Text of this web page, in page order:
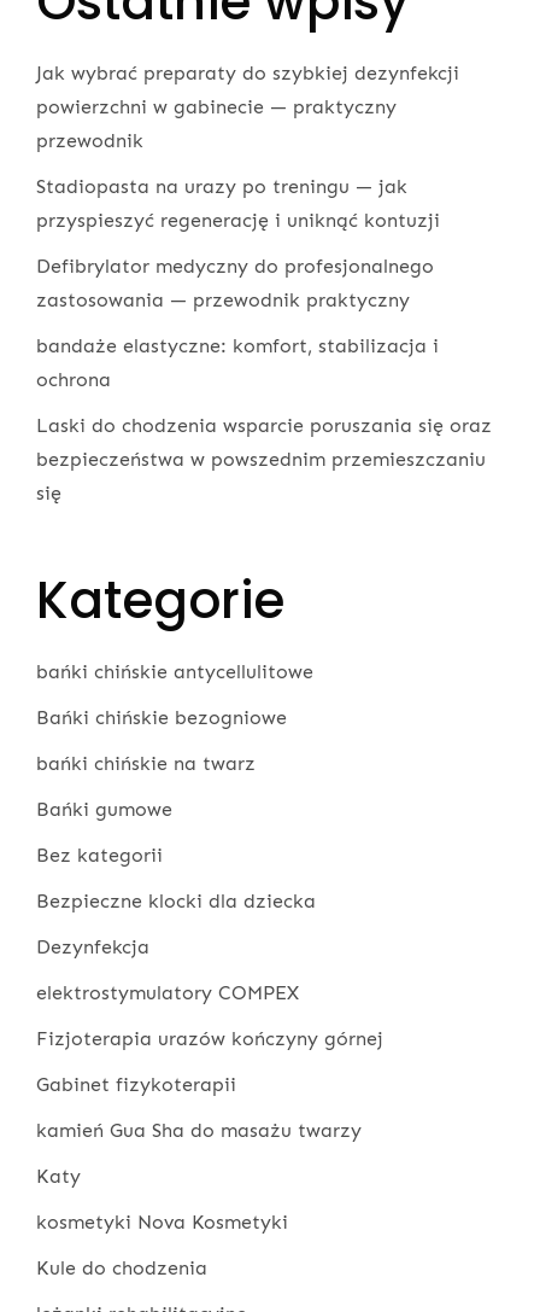
Jak wybrać preparaty do szybkiej dezynfekcji
powierzchni w gabinecie — praktyczny
przewodnik
Stadiopasta na urazy po treningu — jak
przyspieszyć regenerację i uniknąć kontuzji
Defibrylator medyczny do profesjonalnego
zastosowania — przewodnik praktyczny
bandaże elastyczne: komfort, stabilizacja i
ochrona
Laski do chodzenia wsparcie poruszania się oraz
bezpieczeństwa w powszednim przemieszczaniu
się
Kategorie
bańki chińskie antycellulitowe
Bańki chińskie bezogniowe
bańki chińskie na twarz
Bańki gumowe
Bez kategorii
Bezpieczne klocki dla dziecka
Dezynfekcja
elektrostymulatory COMPEX
Fizjoterapia urazów kończyny górnej
Gabinet fizykoterapii
kamień Gua Sha do masażu twarzy
Katy
kosmetyki Nova Kosmetyki
Kule do chodzenia